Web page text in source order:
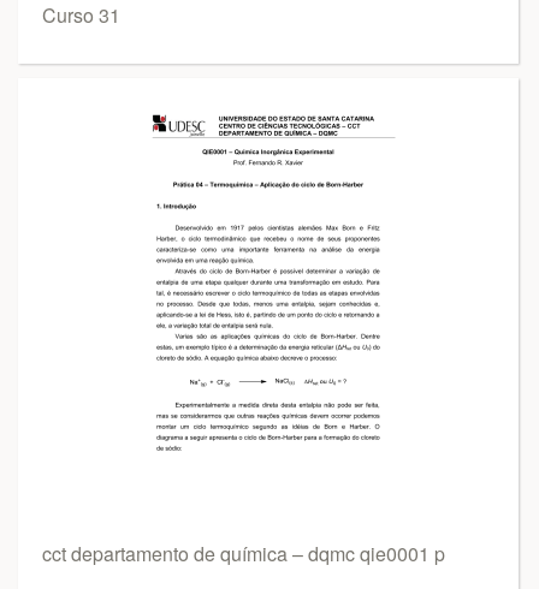
Curso 31
cct departamento de química – dqmc qie0001 p